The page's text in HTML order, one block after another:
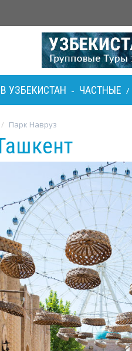
УЗБЕКИСТАН - ЧАСТНЫЕ /
Парк Навруз